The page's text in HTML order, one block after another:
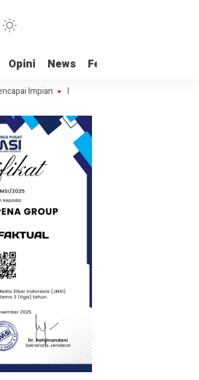
Opini News Feature
Ridwan Bae: PT SCM dan Perkebunan